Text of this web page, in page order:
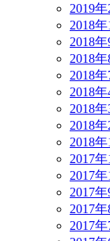
2019年
2018年
2018年
2018年
2018年
2018年
2018年
2018年
2018年
2017年
2017年
2017年
2017年
2017年